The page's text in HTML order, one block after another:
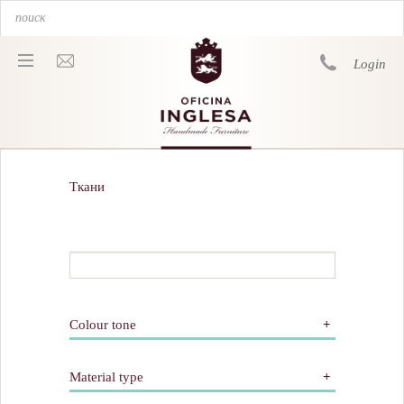
Login
You are here
Ткани
Colour tone
Reds
Yellows
Material type